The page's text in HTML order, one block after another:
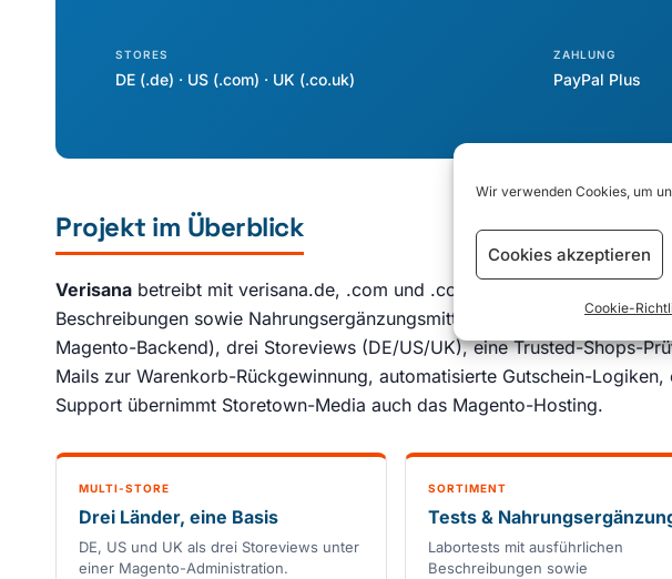
Wir verwenden Cookies, um
Cookies akzeptieren
Cookie-
STORES
DE (.de) · US (.com) · UK (.co.uk)
ZAHLUNG
PayPal Plus
Projekt im Überblick
Verisana betreibt mit verisana.de, .com und .co.uk drei Stores unter
Beschreibungen sowie Nahrungsergänzungsmittel. Umgesetzt wurden
Magento-Backend), drei Storeviews (DE/US/UK), eine Trusted-Shops-
Mails zur Warenkorb-Rückgewinnung, automatisierte Gutschein-
Support übernimmt Storetown-Media auch das Magento-Hosting.
MULTI-STORE
Drei Länder, eine Basis
DE, US und UK als drei Storeviews unter
einer Magento-Administration.
SORTIMENT
Tests &
Labortests mit ausführlichen
Beschreibungen sowie